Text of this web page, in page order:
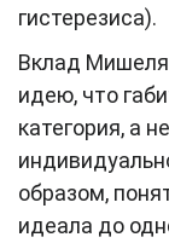
гистерезиса).
Вклад
идею, что
категория, а
образом,
идеала до